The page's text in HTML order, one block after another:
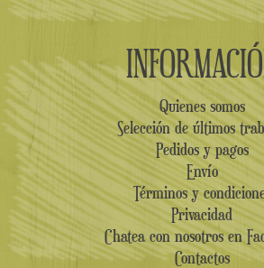
Quienes somos
Selección de últimos
Pedidos y pagos
Envío
Términos y
Privacidad
Chatea con nosotros en
Contactos